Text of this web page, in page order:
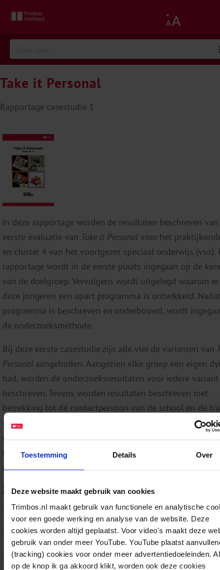
Toestemming Details Over
Deze website maakt gebruik van cookies
Trimbos.nl maakt gebruik van functionele en analytische
voor een goede werking en analyse van de website. Deze
cookies worden altijd geplaatst. Voor video's maakt deze
gebruik van onder meer YouTube. YouTube plaatst
(tracking) cookies voor onder meer advertentiedoeleinden.
op de knop ik ga akkoord klikt, worden ook deze cookies
Take it Personal
Rapportage casestudie 1
In deze rapportage worden de resultaten beschreven
eerste evaluatie van Take it Personal voor het
en cluster 4 van het voortgezet speciaal onderwijs (vso).
rapportage wordt in de eerste plaats ingegaan op de
van de doelgroep. Vervolgens wordt uitgelegd waarom
deze jongeren een apart programma is ontwikkeld.
programma is beschreven en onderbouwd, wordt
de onderzoeksmethode.
Bij deze eerste casestudie zijn alle vier de varianten van
Personal aangeboden. Aangezien elke groep een eigen
had, worden de onderzoeksresultaten voor iedere
beschreven. Tevens worden resultaten beschreven met
betrekking tot de contactpersoon van de school en de
Afsluitende worden de getrokken conclusies
omvat de belangrijkste bevindingen, ondersteuning voor
gestelde hypothesen en de verschillende aanbevelingen
doorontwikkeling.
Zie ook:
Take it personal! Casestudie #1 (huidig product)
Take it personal! Casestudie #2
Take it personal! Casestudie #3